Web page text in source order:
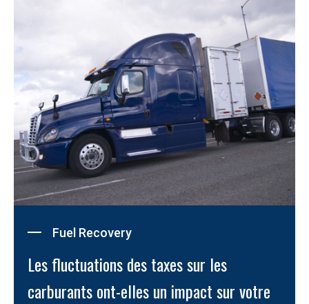
Fuel Recovery
Les fluctuations des taxes sur les
carburants ont-elles un impact sur votre